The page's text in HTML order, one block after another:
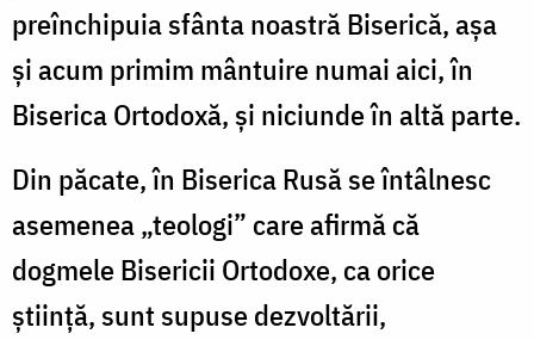
preînchipuia sfânta noastră Biserică, aşa
şi acum primim mântuire numai aici, în
Biserica Ortodoxă, şi niciunde în altă parte.
Din păcate, în Biserica Rusă se întâlnesc
asemenea „teologi” care afirmă că
dogmele Bisericii Ortodoxe, ca orice
ştiinţă, sunt supuse dezvoltării,